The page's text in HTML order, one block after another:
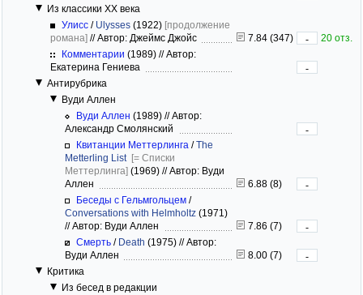
Из классики ХХ века
Улисс / Ulysses (1922) [продолжение
романа] //Автор: Джеймс Джойс 7.84 (347) -
20 отз.
Комментарии (1989) //Автор:
Екатерина Гениева
-
Антирубрика
Вуди Аллен
Вуди Аллен (1989) //Автор:
Александр Смолянский
-
Квитанции Меттерлинга /The
Metterling List [= Списки
Меттерлинга] (1969) //Автор: Вуди
Аллен
6.88 (8)
-
Беседы с Гельмгольцем /
Conversations with Helmholtz (1971)
//Автор: Вуди Аллен 7.86 (7)
-
Смерть / Death (1975) //Автор:
Вуди Аллен
8.00 (7)
-
Критика
Из бесед в редакции